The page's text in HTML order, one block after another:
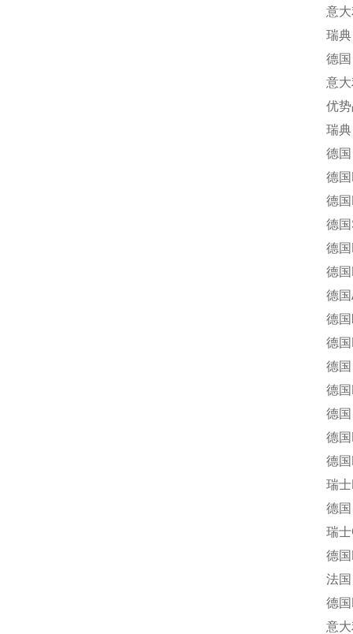
意大
瑞典
德国
意大
优势
瑞典
德国
德国
德国
德国
德国
德国
德国
德国
德国
德国
德国
德国
德国
德国
瑞士
德国
瑞士
德国
法国
德国
意大